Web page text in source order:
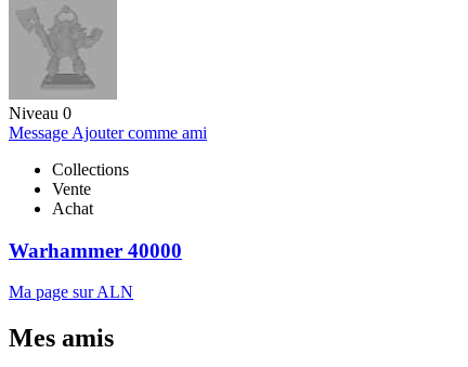
Niveau 0
Message Ajouter comme ami
Collections
Vente
Achat
Warhammer 40000
Ma page sur ALN
Mes amis